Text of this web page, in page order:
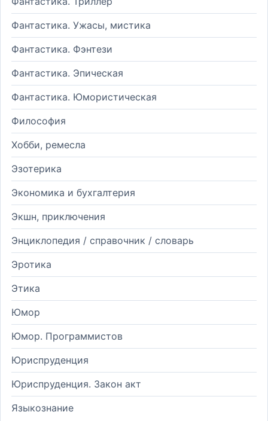
Фантастика. Ужасы, мистика
Фантастика. Фэнтези
Фантастика. Эпическая
Фантастика. Юмористическая
Философия
Хобби, ремесла
Эзотерика
Экономика и бухгалтерия
Экшн, приключения
Энциклопедия / справочник / словарь
Эротика
Этика
Юмор
Юмор. Программистов
Юриспруденция
Юриспруденция. Закон акт
Языкознание